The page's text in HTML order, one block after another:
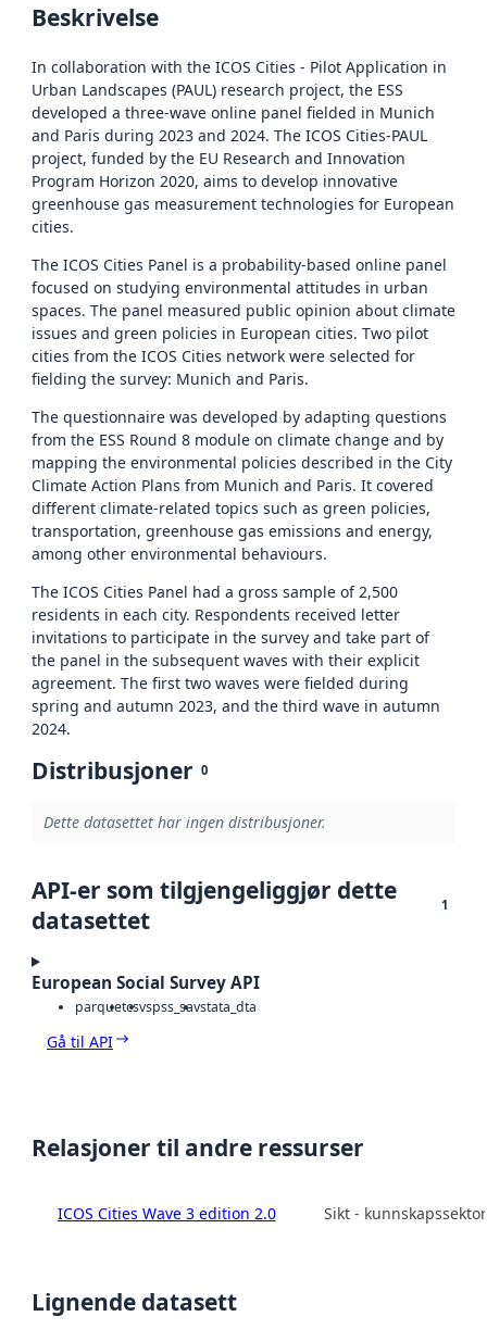
Beskrivelse
In collaboration with the ICOS Cities - Pilot Application in
Urban Landscapes (PAUL) research project, the ESS
developed a three-wave online panel fielded in Munich
and Paris during 2023 and 2024. The ICOS Cities-PAUL
project, funded by the EU Research and Innovation
Program Horizon 2020, aims to develop innovative
greenhouse gas measurement technologies for European
cities.
The ICOS Cities Panel is a probability-based online panel
focused on studying environmental attitudes in urban
spaces. The panel measured public opinion about climate
issues and green policies in European cities. Two pilot
cities from the ICOS Cities network were selected for
fielding the survey: Munich and Paris.
The questionnaire was developed by adapting questions
from the ESS Round 8 module on climate change and by
mapping the environmental policies described in the City
Climate Action Plans from Munich and Paris. It covered
different climate-related topics such as green policies,
transportation, greenhouse gas emissions and energy,
among other environmental behaviours.
The ICOS Cities Panel had a gross sample of 2,500
residents in each city. Respondents received letter
invitations to participate in the survey and take part of
the panel in the subsequent waves with their explicit
agreement. The first two waves were fielded during
spring and autumn 2023, and the third wave in autumn
2024.
Distribusjoner 0
Dette datasettet har ingen distribusjoner.
API-er som tilgjengeliggjør dette
datasettet
1
European Social Survey API
parquetcsvspss_savstata_dta
Gå til API
Relasjoner til andre ressurser
ICOS Cities Wave 3 edition 2.0 Sikt -
Lignende datasett